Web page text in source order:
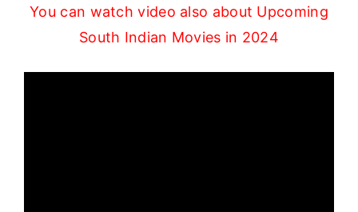
You can watch video also about Upcoming
South Indian Movies in 2024